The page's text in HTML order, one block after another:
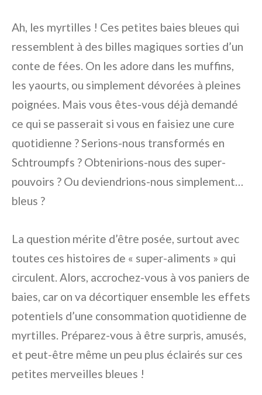
Ah, les myrtilles ! Ces petites baies bleues qui
ressemblent à des billes magiques sorties d’un
conte de fées. On les adore dans les muffins,
les yaourts, ou simplement dévorées à pleines
poignées. Mais vous êtes-vous déjà demandé
ce qui se passerait si vous en faisiez une cure
quotidienne ? Serions-nous transformés en
Schtroumpfs ? Obtenirions-nous des super-
pouvoirs ? Ou deviendrions-nous simplement…
bleus ?
La question mérite d’être posée, surtout avec
toutes ces histoires de « super-aliments » qui
circulent. Alors, accrochez-vous à vos paniers de
baies, car on va décortiquer ensemble les effets
potentiels d’une consommation quotidienne de
myrtilles. Préparez-vous à être surpris, amusés,
et peut-être même un peu plus éclairés sur ces
petites merveilles bleues !